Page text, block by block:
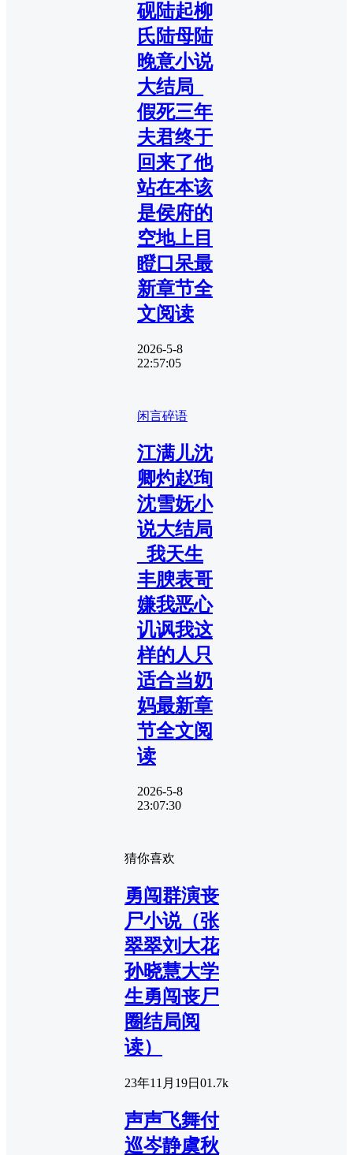
砚陆起柳
氏陆母陆
晚意小说
大结局_
假死三年
夫君终于
回来了他
站在本该
是侯府的
空地上目
瞪口呆最
新章节全
文阅读
2026-5-8
22:57:05
闲言碎语
江满儿沈
卿灼赵珣
沈雪妩小
说大结局
_我天生
丰腴表哥
嫌我恶心
讥讽我这
样的人只
适合当奶
妈最新章
节全文阅
读
2026-5-8
23:07:30
猜你喜欢
勇闯群演丧
尸小说（张
翠翠刘大花
孙晓慧大学
生勇闯丧尸
圈结局阅
读）
23年11月19日 01.7k
声声飞舞付
巡岑静虞秋